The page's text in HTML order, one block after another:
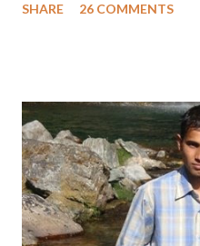
फोन गरेर म सोध्दो हुँ, - बोइ बार्ह वर्षमा
पक्की घरको दैलोभित्र । दिनहरू
। मेरा कविताहरूमा देश छाड्नेहरूलाई
तीनै कविताहरूका पात्र बनेर आफैले बाँच्नु
SHARE 26 COMMENTS